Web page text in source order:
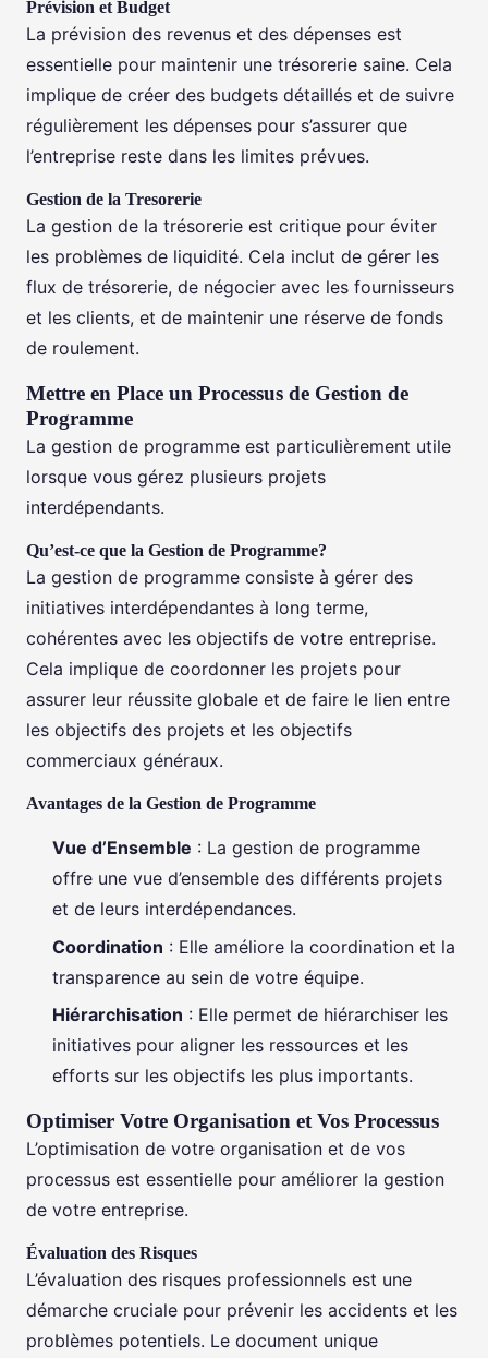
Prévision et Budget
La prévision des revenus et des dépenses est
essentielle pour maintenir une trésorerie saine. Cela
implique de créer des budgets détaillés et de suivre
régulièrement les dépenses pour s’assurer que
l’entreprise reste dans les limites prévues.
Gestion de la Tresorerie
La gestion de la trésorerie est critique pour éviter
les problèmes de liquidité. Cela inclut de gérer les
flux de trésorerie, de négocier avec les fournisseurs
et les clients, et de maintenir une réserve de fonds
de roulement.
Mettre en Place un Processus de Gestion de
Programme
La gestion de programme est particulièrement utile
lorsque vous gérez plusieurs projets
interdépendants.
Qu’est-ce que la Gestion de Programme?
La gestion de programme consiste à gérer des
initiatives interdépendantes à long terme,
cohérentes avec les objectifs de votre entreprise.
Cela implique de coordonner les projets pour
assurer leur réussite globale et de faire le lien entre
les objectifs des projets et les objectifs
commerciaux généraux.
Avantages de la Gestion de Programme
Vue d’Ensemble : La gestion de programme
offre une vue d’ensemble des différents projets
et de leurs interdépendances.
Coordination : Elle améliore la coordination et la
transparence au sein de votre équipe.
Hiérarchisation : Elle permet de hiérarchiser les
initiatives pour aligner les ressources et les
efforts sur les objectifs les plus importants.
Optimiser Votre Organisation et Vos Processus
L’optimisation de votre organisation et de vos
processus est essentielle pour améliorer la gestion
de votre entreprise.
Évaluation des Risques
L’évaluation des risques professionnels est une
démarche cruciale pour prévenir les accidents et les
problèmes potentiels. Le document unique